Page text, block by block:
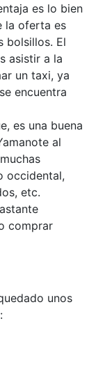
es lo bien
la oferta es
bolsillos. El
asistir a la
un taxi, ya
encuentra
es una buena
al
occidental,
etc.
comprar
unos